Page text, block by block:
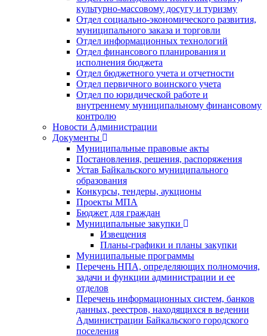
культурно-массовому досугу и туризму
Отдел социально-экономического развития,
муниципального заказа и торговли
Отдел информационных технологий
Отдел финансового планирования и
исполнения бюджета
Отдел бюджетного учета и отчетности
Отдел первичного воинского учета
Отдел по юридической работе и
внутреннему муниципальному финансовому
контролю
Новости Администрации
Документы
Муниципальные правовые акты
Постановления, решения, распоряжения
Устав Байкальского муниципального
образования
Конкурсы, тендеры, аукционы
Проекты МПА
Бюджет для граждан
Муниципальные закупки
Извещения
Планы-графики и планы закупки
Муниципальные программы
Перечень НПА, определяющих полномочия,
задачи и функции администрации и ее
отделов
Перечень информационных систем, банков
данных, реестров, находящихся в ведении
Администрации Байкальского городского
поселения